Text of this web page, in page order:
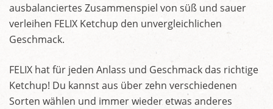
ausbalanciertes Zusammenspiel von süß und sauer
verleihen FELIX Ketchup den unvergleichlichen
Geschmack.
FELIX hat für jeden Anlass und Geschmack das richtige
Ketchup! Du kannst aus über zehn verschiedenen
Sorten wählen und immer wieder etwas anderes